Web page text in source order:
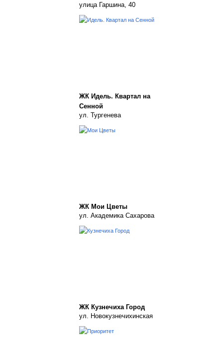
улица Гаршина, 40
ЖК Идель. Квартал на
Сенной
ул. Тургенева
ЖК Мои Цветы
ул. Академика Сахарова
ЖК Кузнечиха Город
ул. Новокузнечихинская